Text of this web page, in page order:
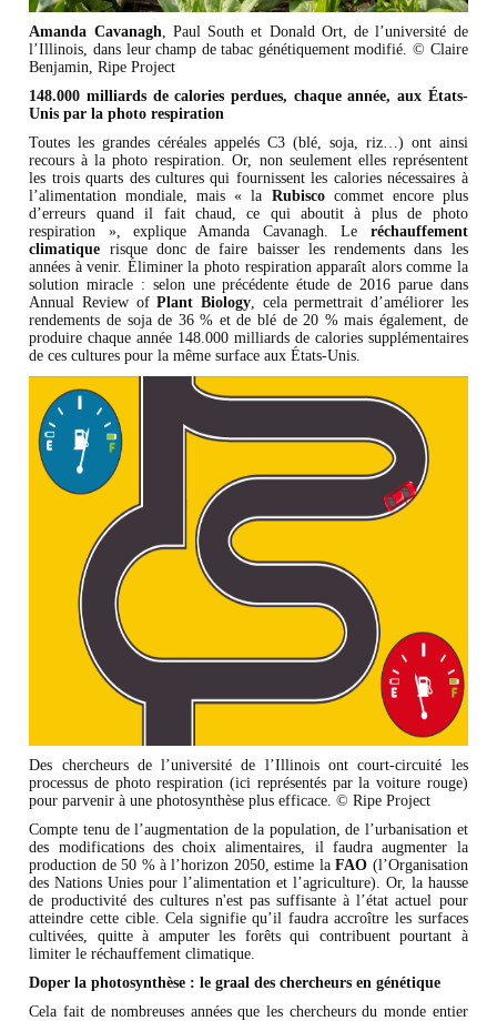
Amanda Cavanagh, Paul South et Donald Ort, de l’université de
l’Illinois, dans leur champ de tabac génétiquement modifié. © Claire
Benjamin, Ripe Project
148.000 milliards de calories perdues, chaque année, aux États-
Unis par la photo respiration
Toutes les grandes céréales appelés C3 (blé, soja, riz…) ont ainsi
recours à la photo respiration. Or, non seulement elles représentent
les trois quarts des cultures qui fournissent les calories nécessaires à
l’alimentation mondiale, mais « la Rubiscocommet encore plus
d’erreurs quand il fait chaud, ce qui aboutit à plus de photo
respiration », explique Amanda Cavanagh. Le réchauffement
climatique risque donc de faire baisser les rendements dans les
années à venir. Éliminer la photo respiration apparaît alors comme la
solution miracle : selon une précédente étude de 2016 parue dans
Annual Review ofPlant Biology, cela permettrait d’améliorer les
rendements de soja de 36 % et de blé de 20 % mais également, de
produire chaque année 148.000 milliards de calories supplémentaires
de ces cultures pour la même surface aux États-Unis.
Des chercheurs de l’université de l’Illinois ont court-circuité les
processus de photo respiration (ici représentés par la voiture rouge)
pour parvenir à une photosynthèse plus efficace. © Ripe Project
Compte tenu de l’augmentation de la population, de l’urbanisation et
des modifications des choix alimentaires, il faudra augmenter la
production de 50 % à l’horizon 2050, estime laFAO (l’Organisation
des Nations Unies pour l’alimentation et l’agriculture). Or, la hausse
de productivité des cultures n'est pas suffisante à l’état actuel pour
atteindre cette cible. Cela signifie qu’il faudra accroître les surfaces
cultivées, quitte à amputer les forêts qui contribuent pourtant à
limiter le réchauffement climatique.
Doper la photosynthèse : le graal des chercheurs en génétique
Cela fait de nombreuses années que les chercheurs du monde entier